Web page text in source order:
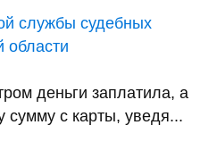
службы судебных
области
деньги заплатила, а
сумму с карты, уведя...